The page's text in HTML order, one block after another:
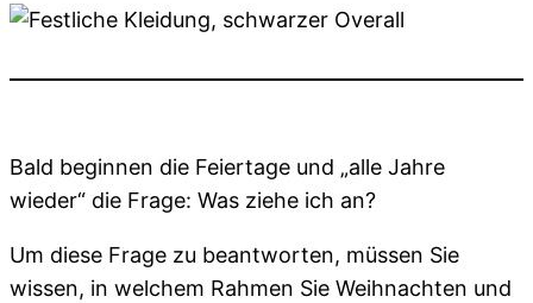
Bald beginnen die Feiertage und „alle Jahre
wieder“ die Frage: Was ziehe ich an?
Um diese Frage zu beantworten, müssen Sie
wissen, in welchem Rahmen Sie Weihnachten und